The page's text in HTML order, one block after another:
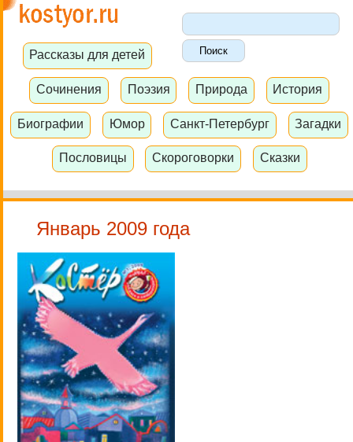
Рассказы для детей
Сочинения Поэзия Природа История
Биографии Юмор Санкт-Петербург Загадки
Пословицы Скороговорки Сказки
Январь 2009 года